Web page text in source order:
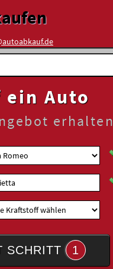
Auto
erhalten
SCHRITT 1